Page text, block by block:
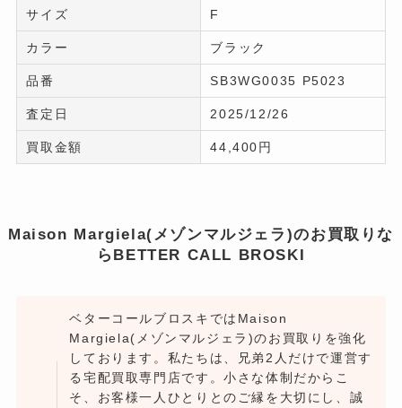
サイズ F
カラー ブラック
品番 SB3WG0035 P5023
査定日 2025/12/26
買取金額 44,400円
Maison Margiela(メゾンマルジェラ)のお買取りな
らBETTER CALL BROSKI
ベターコールブロスキではMaison
Margiela(メゾンマルジェラ)のお買取りを強化
しております。私たちは、兄弟2人だけで運営す
る宅配買取専門店です。小さな体制だからこ
そ、お客様一人ひとりとのご縁を大切にし、誠